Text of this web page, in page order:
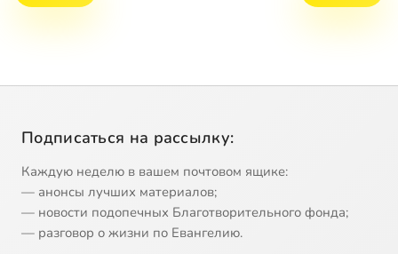
Подписаться на рассылку:
Каждую неделю в вашем почтовом ящике:
— анонсы лучших материалов;
— новости подопечных Благотворительного фонда;
— разговор о жизни по Евангелию.